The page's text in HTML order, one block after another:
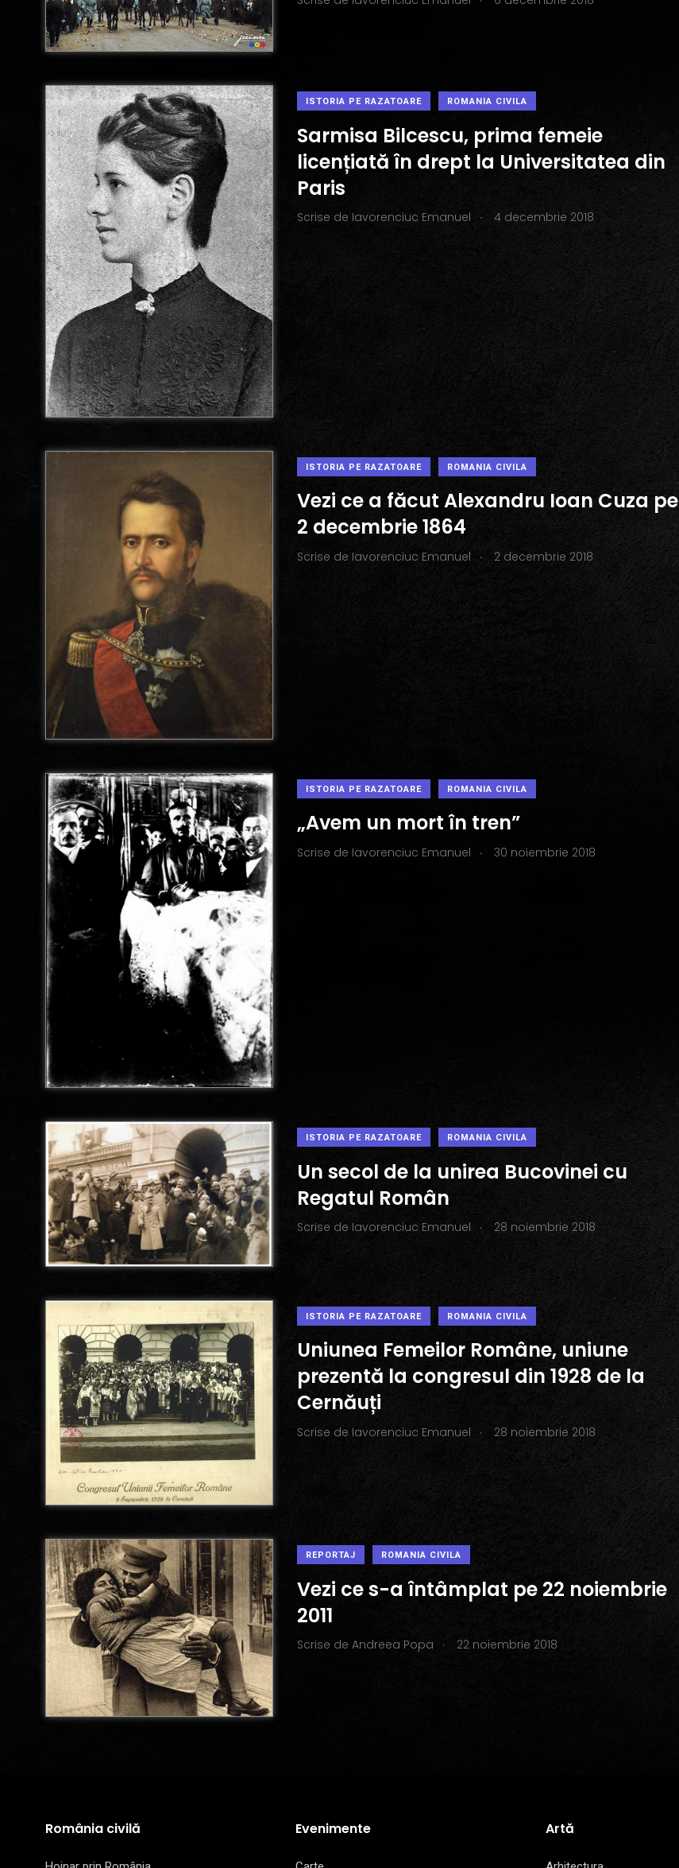
ISTORIA PE RAZATOARE ROMANIA CIVILA
Sarmisa Bilcescu, prima femeie
licențiată în drept la Universitatea din
Paris
Scrise de Iavorenciuc Emanuel . 4 decembrie 2018
ISTORIA PE RAZATOARE ROMANIA CIVILA
Vezi ce a făcut Alexandru Ioan Cuza pe
2 decembrie 1864
Scrise de Iavorenciuc Emanuel . 2 decembrie 2018
ISTORIA PE RAZATOARE ROMANIA CIVILA
„Avem un mort în tren”
Scrise de Iavorenciuc Emanuel . 30 noiembrie 2018
ISTORIA PE RAZATOARE ROMANIA CIVILA
Un secol de la unirea Bucovinei cu
Regatul Român
Scrise de Iavorenciuc Emanuel . 28 noiembrie 2018
ISTORIA PE RAZATOARE ROMANIA CIVILA
Uniunea Femeilor Române, uniune
prezentă la congresul din 1928 de la
Cernăuți
Scrise de Iavorenciuc Emanuel . 28 noiembrie 2018
REPORTAJ ROMANIA CIVILA
Vezi ce s-a întâmplat pe 22 noiembrie
2011
Scrise de Andreea Popa . 22 noiembrie 2018
România civilă Evenimente Artă